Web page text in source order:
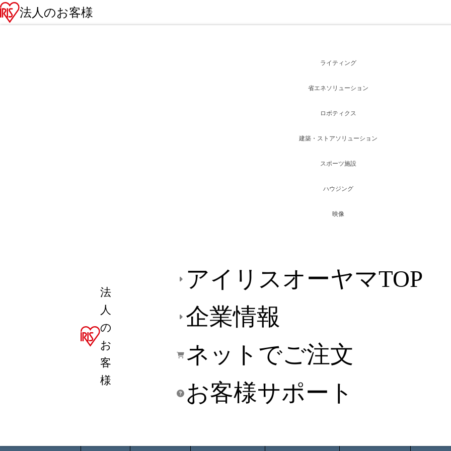
法人のお客様
法
人
の
お
客
様
アイリスオーヤマTOP
企業情報
ネットでご注文
お客様サポート
ライティング
省エネソリューション
ロボティクス
建築・ストアソリューション
スポーツ施設
ハウジング
映像